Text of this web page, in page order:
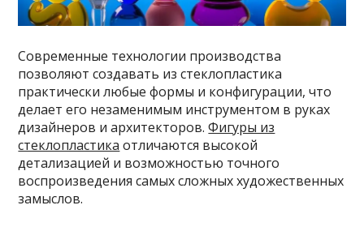
Современные технологии производства
позволяют создавать из стеклопластика
практически любые формы и конфигурации, что
делает его незаменимым инструментом в руках
дизайнеров и архитекторов.Фигуры из
стеклопластика отличаются высокой
детализацией и возможностью точного
воспроизведения самых сложных художественных
замыслов.